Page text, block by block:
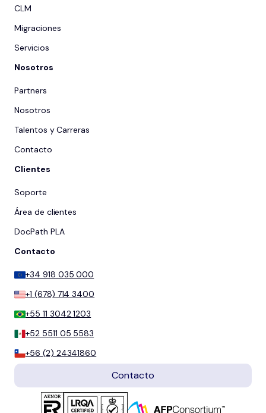
CLM
Migraciones
Servicios
Nosotros
Partners
Nosotros
Talentos y Carreras
Contacto
Clientes
Soporte
Área de clientes
DocPath PLA
Contacto
+34 918 035 000
+1 (678) 714 3400
+55 11 3042 1203
+52 5511 05 5583
+56 (2) 24341860
Contacto